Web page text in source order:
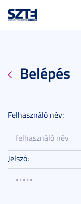
Belépés
Felhasználó név:
Jelszó: